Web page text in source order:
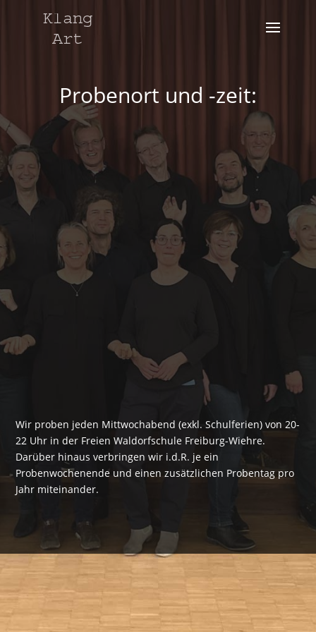
Probenort und -zeit:
Wir proben jeden Mittwochabend (exkl. Schulferien) von 20-
22 Uhr in der Freien Waldorfschule Freiburg-Wiehre.
Darüber hinaus verbringen wir i.d.R. je ein
Probenwochenende und einen zusätzlichen Probentag pro
Jahr miteinander.